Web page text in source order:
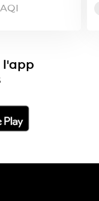
AQI
l'app